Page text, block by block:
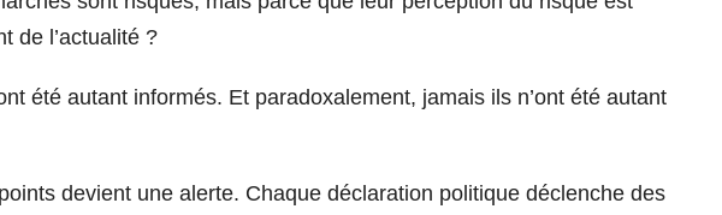
de l’actualité ?
été autant informés. Et paradoxalement, jamais ils n’ont été autant
devient une alerte. Chaque déclaration politique déclenche des